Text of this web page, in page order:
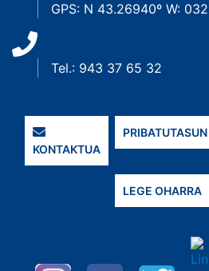
GPS: N 43.26940º W:
Tel.: 943 37 65 32
KONTAKTUA
LEGE OHARRA